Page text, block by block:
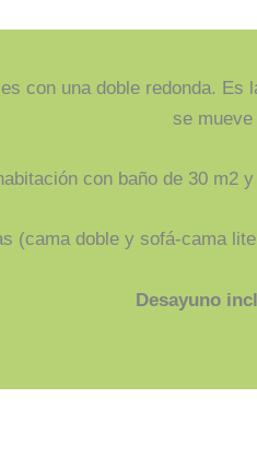
con una doble redonda. Es
se
con baño de 30 m2
(cama doble y sofá-cama
Desayuno